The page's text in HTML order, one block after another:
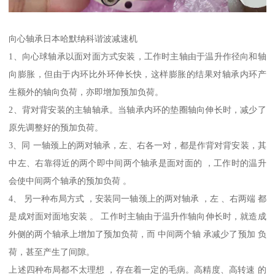
向心轴承日本哈默纳科谐波减速机
1、向心球轴承以面对面方式安装，工作时主轴由于温升作径向和轴
向膨胀，但由于内环比外环伸长快，这样膨胀的结果对轴承内环产
生额外的轴向负荷，亦即增加预加负荷。
2、背对背安装的主轴轴承。当轴承内环的垫圈轴向伸长时，减少了
原先调整好的预加负荷。
3、同 一轴颈上的两对轴承，左、右各一对，都是作背对背安装，其
中左、右靠得近的两个即中间两个轴承是面对面的 ，工作时的温升
会使中间两个轴承的预加负荷 。
4、 另一种布局方式 ，安装同一轴颈上的两对轴承 ，左 、右两端 都
是成对面对面地安装 。 工作时主轴由于温升作轴向伸长时，就造成
外侧的两个轴承上增加了预加负荷，而 中间两个轴 承减少了预加 负
荷，甚至产生了间隙。
上述四种布局都不太理想 ，存在着一定的毛病。高精度、高转速 的